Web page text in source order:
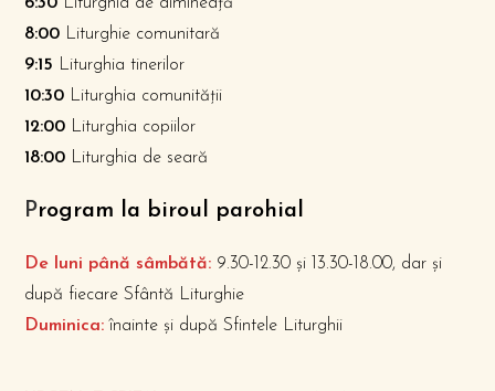
8:00 Liturghie comunitară
9:15 Liturghia tinerilor
10:30 Liturghia comunității
12:00 Liturghia copiilor
18:00 Liturghia de seară
Program la biroul parohial
De luni până sâmbătă: 9.30-12.30 și 13.30-18.00, dar și
după fiecare Sfântă Liturghie
Duminica: înainte și după Sfintele Liturghii